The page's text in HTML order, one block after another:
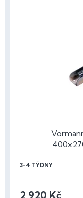
3-4 TÝDNY
2 920 Kč